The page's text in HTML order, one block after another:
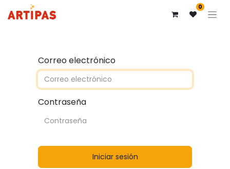
0
Correo electrónico
Contraseña
Iniciar sesión